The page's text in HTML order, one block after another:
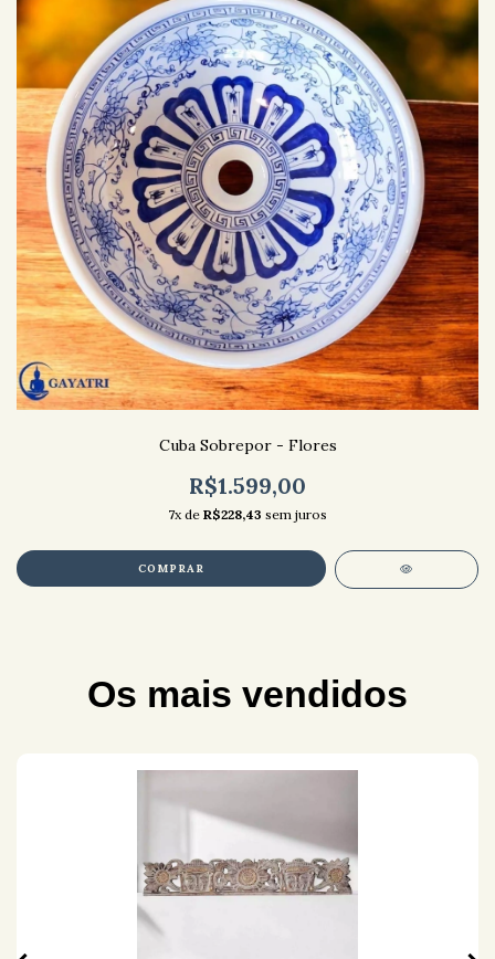
Cuba Sobrepor - Flores
R$1.599,00
7x de R$228,43 sem juros
Os mais vendidos